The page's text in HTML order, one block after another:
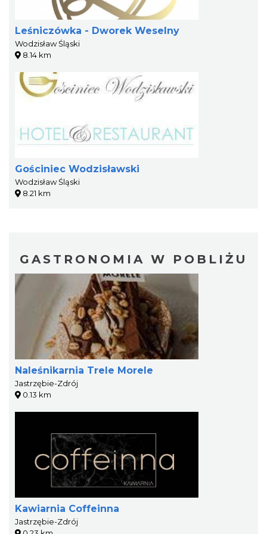
Leśniczówka - Dworek Weselny
Wodzisław Śląski
8.14 km
Gościniec Wodzisławski
Wodzisław Śląski
8.21 km
GASTRONOMIA W POBLIŻU
Naleśnikarnia Trele Morele
Jastrzębie-Zdrój
0.13 km
Kawiarnia Coffeinna
Jastrzębie-Zdrój